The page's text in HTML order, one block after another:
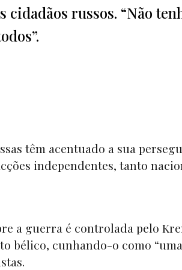
russos. “Não
têm acentuado a sua
independentes, tanto
a guerra é controlada pelo
bélico, cunhando-o como “uma